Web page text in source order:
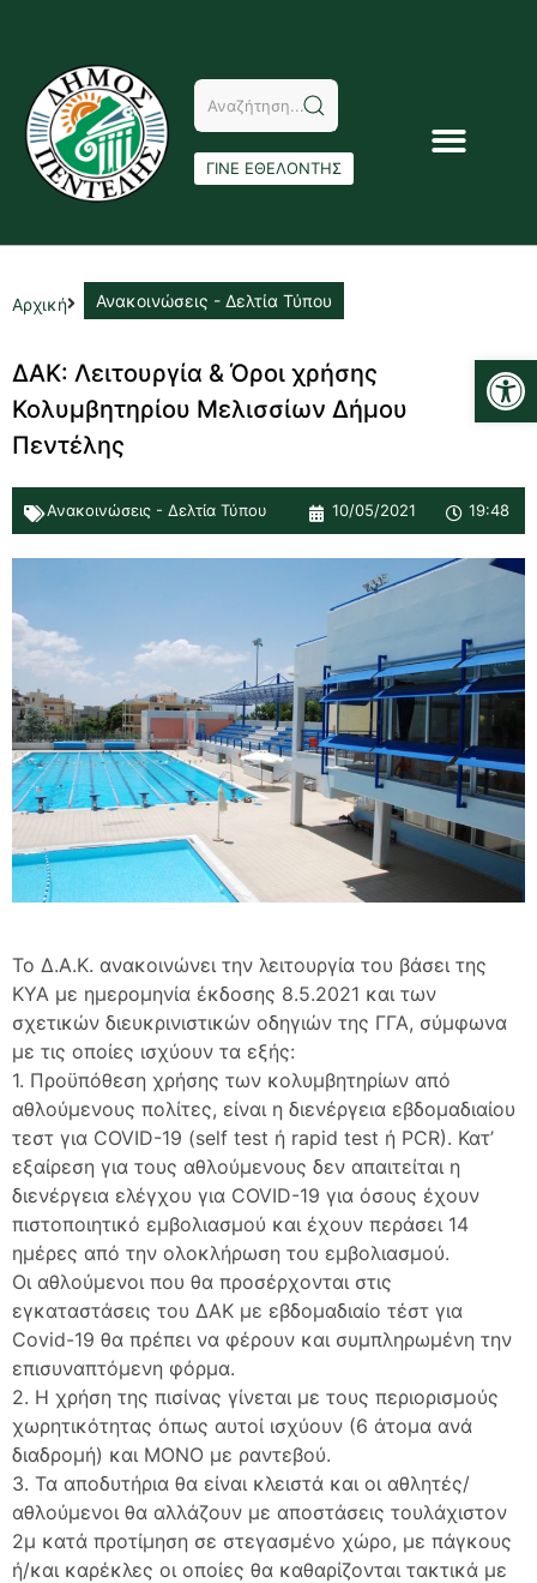
ΓΙΝΕ ΕΘΕΛΟΝΤΗΣ
Αρχική Ανακοινώσεις - Δελτία Τύπου
ΔΑΚ: Λειτουργία & Όροι χρήσης
Κολυμβητηρίου Μελισσίων Δήμου
Πεντέλης
Ανακοινώσεις - Δελτία Τύπου 10/05/2021 19:48
Το Δ.Α.Κ. ανακοινώνει την λειτουργία του βάσει της
ΚΥΑ με ημερομηνία έκδοσης 8.5.2021 και των
σχετικών διευκρινιστικών οδηγιών της ΓΓΑ, σύμφωνα
με τις οποίες ισχύουν τα εξής:
1. Προϋπόθεση χρήσης των κολυμβητηρίων από
αθλούμενους πολίτες, είναι η διενέργεια εβδομαδιαίου
τεστ για COVID-19 (self test ή rapid test ή PCR). Κατ’
εξαίρεση για τους αθλούμενους δεν απαιτείται η
διενέργεια ελέγχου για COVID-19 για όσους έχουν
πιστοποιητικό εμβολιασμού και έχουν περάσει 14
ημέρες από την ολοκλήρωση του εμβολιασμού.
Οι αθλούμενοι που θα προσέρχονται στις
εγκαταστάσεις του ΔΑΚ με εβδομαδιαίο τέστ για
Covid-19 θα πρέπει να φέρουν και συμπληρωμένη την
επισυναπτόμενη φόρμα.
2. Η χρήση της πισίνας γίνεται με τους περιορισμούς
χωρητικότητας όπως αυτοί ισχύουν (6 άτομα ανά
διαδρομή) και ΜΟΝΟ με ραντεβού.
3. Τα αποδυτήρια θα είναι κλειστά και οι αθλητές/
αθλούμενοι θα αλλάζουν με αποστάσεις τουλάχιστον
2μ κατά προτίμηση σε στεγασμένο χώρο, με πάγκους
ή/και καρέκλες οι οποίες θα καθαρίζονται τακτικά με